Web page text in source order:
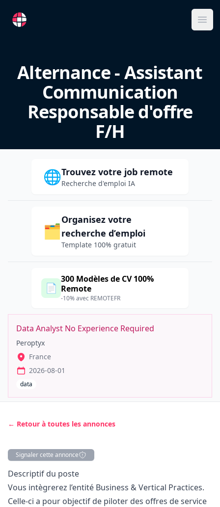
RemoteFR
Alternance - Assistant
Communication
Responsable d'offre
F/H
🌐Trouvez votre job remote
Recherche d'emploi IA
🗂️
Organisez votre
recherche d’emploi
Template 100% gratuit
📄
300 Modèles de CV 100%
Remote
-10% avec REMOTEFR
Data Analyst No Experience Required
Peroptyx
France
2026-08-01
data
← Retour à toutes les annonces
Signaler cette annonce
Description
Descriptif du poste
Vous intègrerez l’entité Business & Vertical Practices.
Celle-ci a pour objectif de piloter des offres de service